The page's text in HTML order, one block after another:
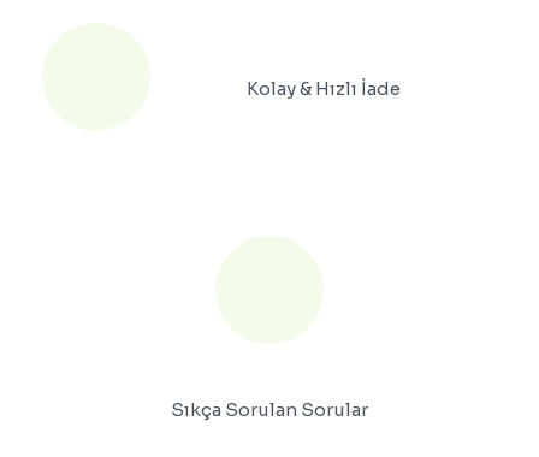
Kolay & Hızlı İade
Sıkça Sorulan Sorular